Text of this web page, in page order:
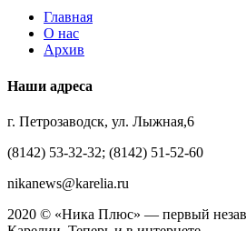
Главная
О нас
Архив
Наши адреса
г. Петрозаводск, ул. Лыжная,6
(8142) 53-32-32; (8142) 51-52-60
nikanews@karelia.ru
2020 © «Ника Плюс» — первый